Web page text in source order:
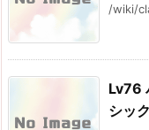
/wiki/
Lv76
シック